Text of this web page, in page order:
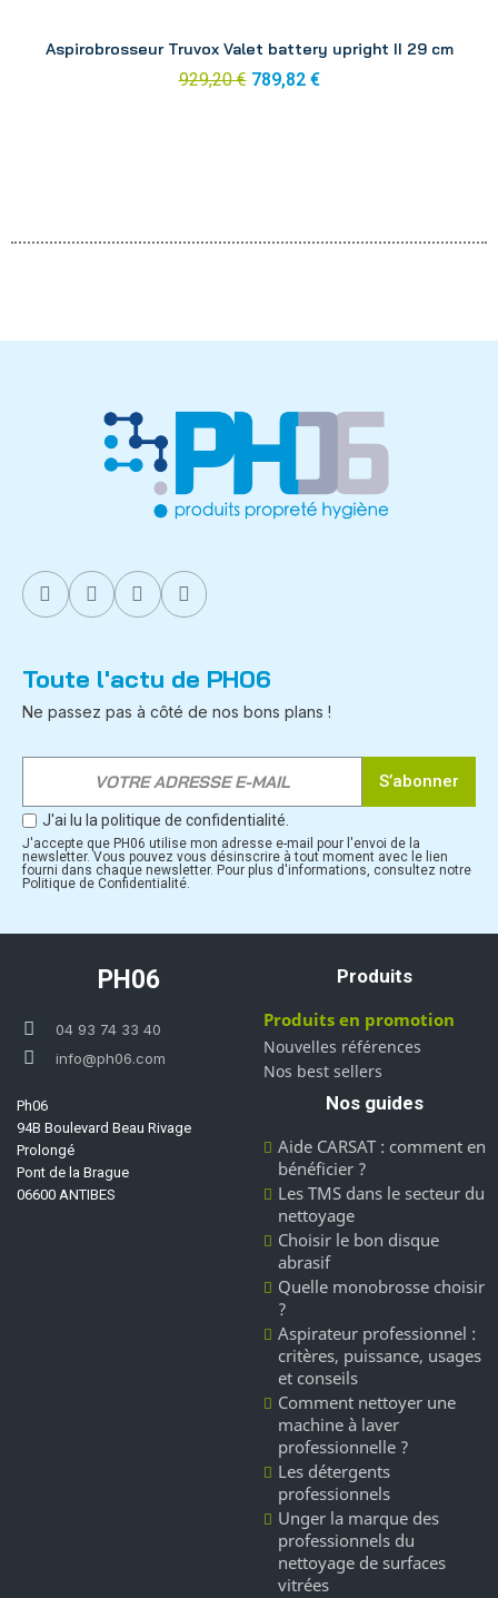
Aspirobrosseur Truvox Valet battery upright II 29 cm
929,20 € 789,82 €
Toute l'actu de PH06
Ne passez pas à côté de nos bons plans !
S’abonner
J'ai lu la politique de confidentialité.
J'accepte que PH06 utilise mon adresse e-mail pour l'envoi de la
newsletter. Vous pouvez vous désinscrire à tout moment avec le lien
fourni dans chaque newsletter. Pour plus d'informations, consultez notre
Politique de Confidentialité.
PH06
04 93 74 33 40
info@ph06.com
Ph06
94B Boulevard Beau Rivage
Prolongé
Pont de la Brague
06600 ANTIBES
Produits
Produits en promotion
Nouvelles références
Nos best sellers
Nos guides
Aide CARSAT : comment en
bénéficier ?
Les TMS dans le secteur du
nettoyage
Choisir le bon disque
abrasif
Quelle monobrosse choisir
?
Aspirateur professionnel :
critères, puissance, usages
et conseils
Comment nettoyer une
machine à laver
professionnelle ?
Les détergents
professionnels
Unger la marque des
professionnels du
nettoyage de surfaces
vitrées